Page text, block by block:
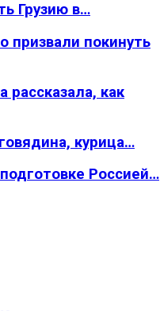
Грузию в…
призвали покинуть
рассказала, как
курица…
Россией…